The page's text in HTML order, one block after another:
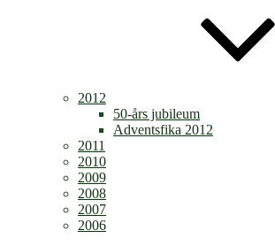
2012
50-års jubileum
Adventsfika 2012
2011
2010
2009
2008
2007
2006